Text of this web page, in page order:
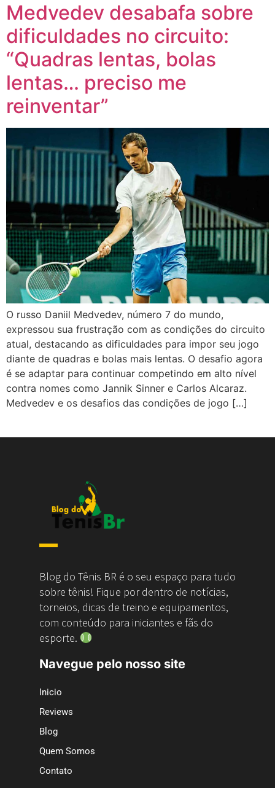
Medvedev desabafa sobre
dificuldades no circuito:
“Quadras lentas, bolas
lentas… preciso me
reinventar”
O russo Daniil Medvedev, número 7 do mundo,
expressou sua frustração com as condições do circuito
atual, destacando as dificuldades para impor seu jogo
diante de quadras e bolas mais lentas. O desafio agora
é se adaptar para continuar competindo em alto nível
contra nomes como Jannik Sinner e Carlos Alcaraz.
Medvedev e os desafios das condições de jogo […]
Blog do Tênis BR é o seu espaço para tudo
sobre tênis! Fique por dentro de notícias,
torneios, dicas de treino e equipamentos,
com conteúdo para iniciantes e fãs do
esporte.
Navegue pelo nosso site
Inicio
Reviews
Blog
Quem Somos
Contato